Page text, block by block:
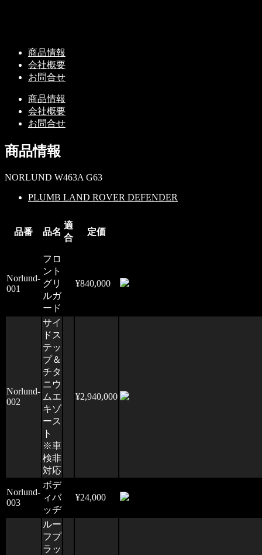
商品情報
会社概要
お問合せ
商品情報
会社概要
お問合せ
商品情報
NORLUND W463A G63
PLUMB LAND ROVER DEFENDER
品番 品名
適
合
定価
Norlund-
001
フロ
ント
グリ
ルガ
ード
¥840,000
Norlund-
002
サイ
ドス
テッ
プ＆
チタ
ニウ
ムエ
キゾ
ース
ト
※車
検非
対応
¥2,940,000
Norlund-
003
ボデ
ィバ
ッヂ
¥24,000
ルー
フプ
ラッ